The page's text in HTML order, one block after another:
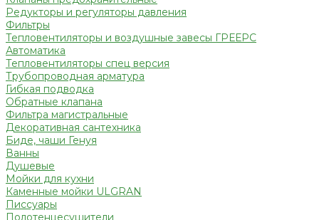
Редукторы и регуляторы давления
Фильтры
Тепловентиляторы и воздушные завесы ГРЕЕРС
Автоматика
Тепловентиляторы спец версия
Трубопроводная арматура
Гибкая подводка
Обратные клапана
Фильтра магистральные
Декоративная сантехника
Биде, чаши Генуя
Ванны
Душевые
Мойки для кухни
Каменные мойки ULGRAN
Писсуары
Полотенцесушители